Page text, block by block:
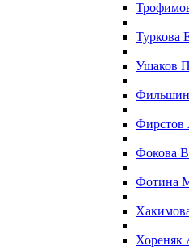
Туркова
Ушаков
Фокова
Фотина
Хореняк